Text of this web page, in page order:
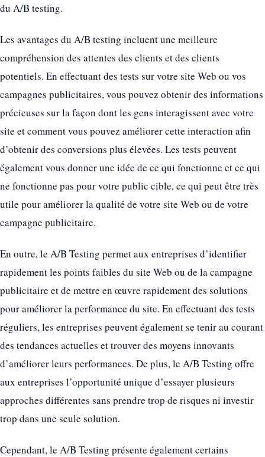
du A/B testing.
Les avantages du A/B testing incluent une meilleure
compréhension des attentes des clients et des clients
potentiels. En effectuant des tests sur votre site Web ou vos
campagnes publicitaires, vous pouvez obtenir des informations
précieuses sur la façon dont les gens interagissent avec votre
site et comment vous pouvez améliorer cette interaction afin
d’obtenir des conversions plus élevées. Les tests peuvent
également vous donner une idée de ce qui fonctionne et ce qui
ne fonctionne pas pour votre public cible, ce qui peut être très
utile pour améliorer la qualité de votre site Web ou de votre
campagne publicitaire.
En outre, le A/B Testing permet aux entreprises d’identifier
rapidement les points faibles du site Web ou de la campagne
publicitaire et de mettre en œuvre rapidement des solutions
pour améliorer la performance du site. En effectuant des tests
réguliers, les entreprises peuvent également se tenir au courant
des tendances actuelles et trouver des moyens innovants
d’améliorer leurs performances. De plus, le A/B Testing offre
aux entreprises l’opportunité unique d’essayer plusieurs
approches différentes sans prendre trop de risques ni investir
trop dans une seule solution.
Cependant, le A/B Testing présente également certains